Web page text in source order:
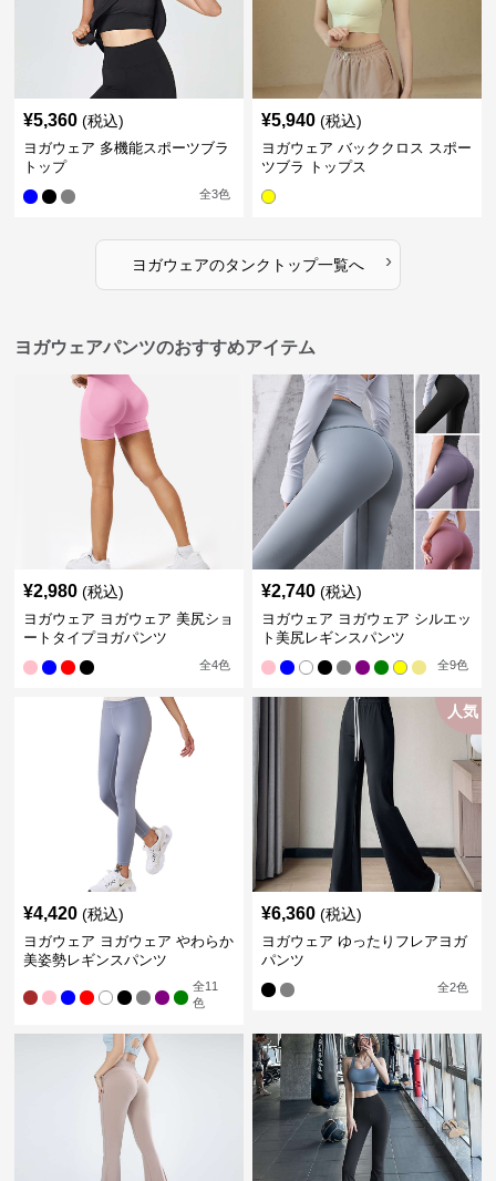
¥5,360 (税込)
ヨガウェア 多機能スポーツブラ
トップ
全3色
¥5,940 (税込)
ヨガウェア バッククロス スポー
ツブラ トップス
ヨガウェアのタンクトップ一覧へ ›
ヨガウェアパンツのおすすめアイテム
¥2,980 (税込)
ヨガウェア ヨガウェア 美尻ショ
ートタイプヨガパンツ
全4色
¥2,740 (税込)
ヨガウェア ヨガウェア シルエッ
ト美尻レギンスパンツ
全9色
¥4,420 (税込)
ヨガウェア ヨガウェア やわらか
美姿勢レギンスパンツ
全11
色
人気
¥6,360 (税込)
ヨガウェア ゆったりフレアヨガ
パンツ
全2色